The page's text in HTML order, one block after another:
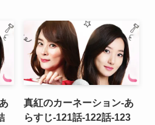
真紅のカーネーション-あ
らすじ-121話-122話-123